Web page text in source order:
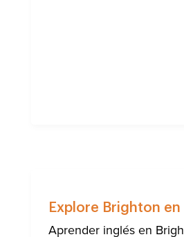
Explore Brighton en
Aprender inglés en